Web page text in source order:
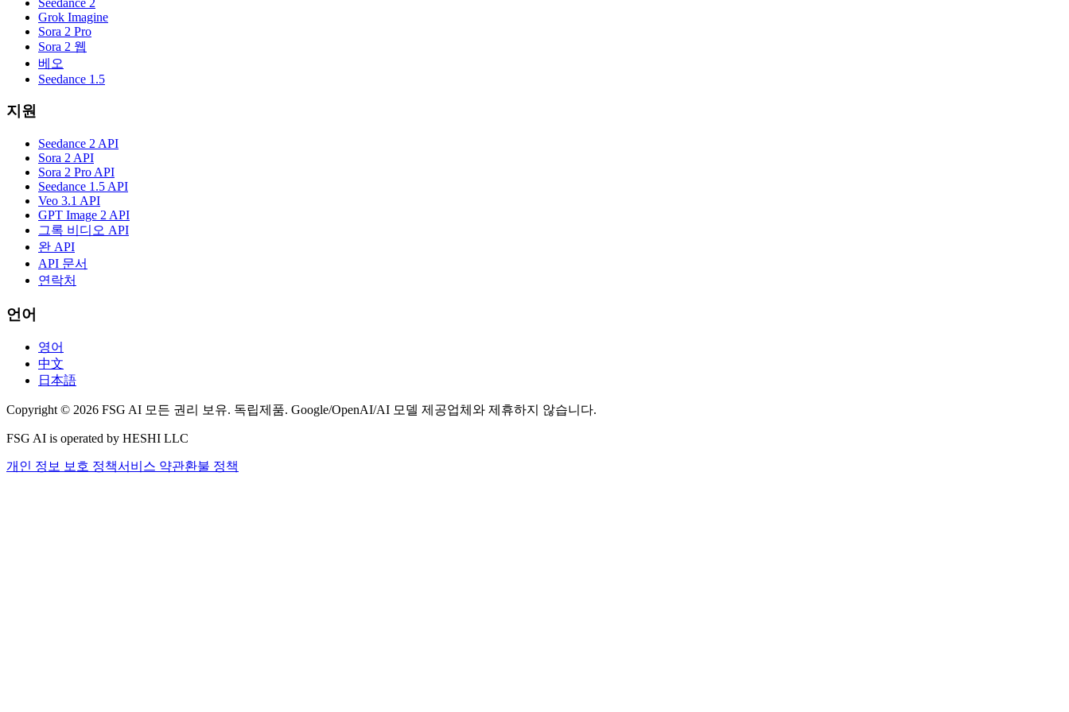
Grok Imagine
Sora 2 Pro
Sora 2 웹
베오
Seedance 1.5
지원
Seedance 2 API
Sora 2 API
Sora 2 Pro API
Seedance 1.5 API
Veo 3.1 API
GPT Image 2 API
그록 비디오 API
완 API
API 문서
연락처
언어
영어
中文
日本語
Copyright © 2026 FSG AI 모든 권리 보유. 독립제품. Google/OpenAI/AI 모델 제공업체와 제휴하지 않습니다.
FSG AI is operated by HESHI LLC
개인 정보 보호 정책서비스 약관환불 정책